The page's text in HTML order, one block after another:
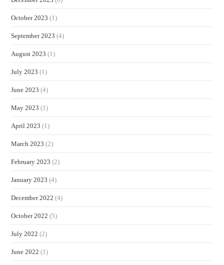
October 2023 (1)
September 2023 (4)
August 2023 (1)
July 2023 (1)
June 2023 (4)
May 2023 (1)
April 2023 (1)
March 2023 (2)
February 2023 (2)
January 2023 (4)
December 2022 (4)
October 2022 (5)
July 2022 (2)
June 2022 (1)